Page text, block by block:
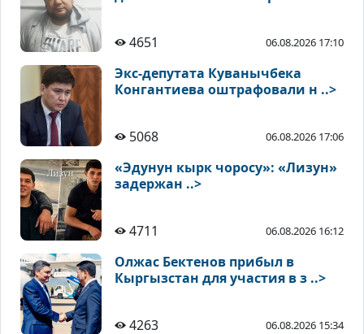
4651 06.08.2026 17:10
Экс-депутата Куванычбека
Конгантиева оштрафовали н ..>
5068 06.08.2026 17:06
«Эдунун кырк чоросу»: «Лизун»
задержан ..>
4711 06.08.2026 16:12
Олжас Бектенов прибыл в
Кыргызстан для участия в з ..>
4263 06.08.2026 15:34